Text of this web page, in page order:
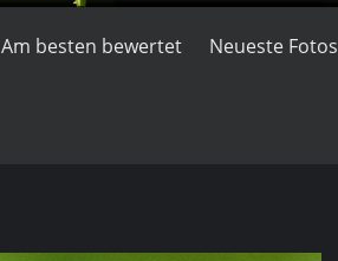
Am besten bewertet Neueste Fotos